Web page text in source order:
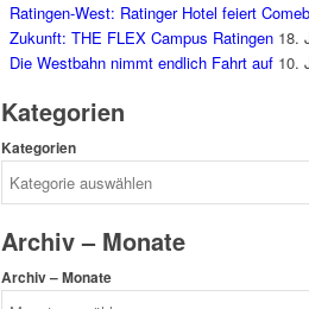
Ratingen-West: Ratinger Hotel feiert
Zukunft: THE FLEX Campus Ratingen 18.
Die Westbahn nimmt endlich Fahrt auf 10.
Kategorien
Kategorien
Archiv – Monate
Archiv – Monate